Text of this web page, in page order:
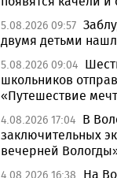
5.08.2026 09:57
двумя детьми
5.08.2026 09:04
школьников
«Путешествие
4.08.2026 17:04 В
заключительных
вечерней
4.08.2026 16:38
На